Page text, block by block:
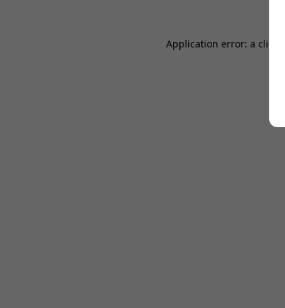
Application error: a client